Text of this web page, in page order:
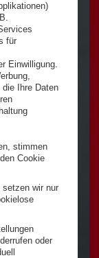
für
Einwilligung.
Ihre Daten
stimmen
Cookie
setzen wir nur
oder